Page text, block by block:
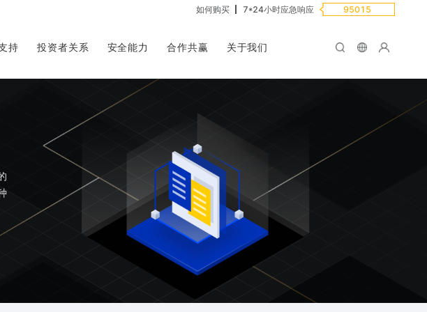
如何购买 7*24小时应急响应 95015
持 投资者关系 安全能力 合作共赢 关于我们